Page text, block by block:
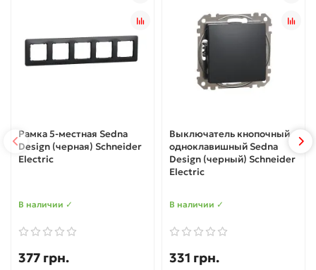
Рамка 5-местная Sedna
Design (черная) Schneider
Electric
В наличии ✓
377 грн.
Выключатель кнопочный
одноклавишный Sedna
Design (черный) Schneider
Electric
В наличии ✓
331 грн.